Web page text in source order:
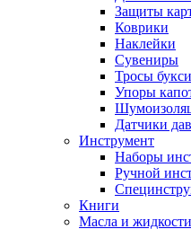
Защиты
Коврики
Наклейки
Сувениры
Тросы
Упоры
Датчики
Инструмент
Наборы
Ручной
Книги
Масла и жидкости